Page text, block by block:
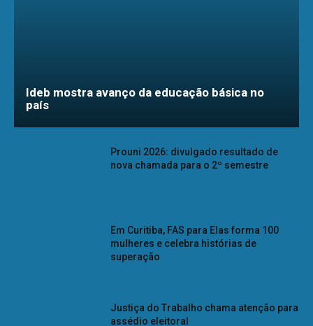
Ideb mostra avanço da educação básica no
país
Prouni 2026: divulgado resultado de
nova chamada para o 2º semestre
Em Curitiba, FAS para Elas forma 100
mulheres e celebra histórias de
superação
Justiça do Trabalho chama atenção para
assédio eleitoral